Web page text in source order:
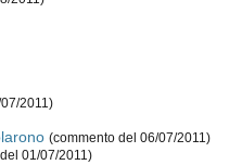
2011)
(commento del 06/07/2011)
01/07/2011)